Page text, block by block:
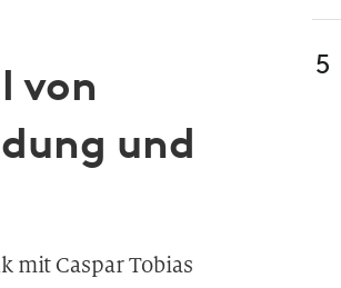
von
und
mit Caspar Tobias
5